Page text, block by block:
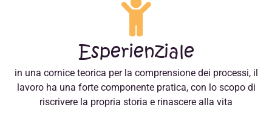
Esperienziale
in una cornice teorica per la comprensione dei processi, il
lavoro ha una forte componente pratica, con lo scopo di
riscrivere la propria storia e rinascere alla vita